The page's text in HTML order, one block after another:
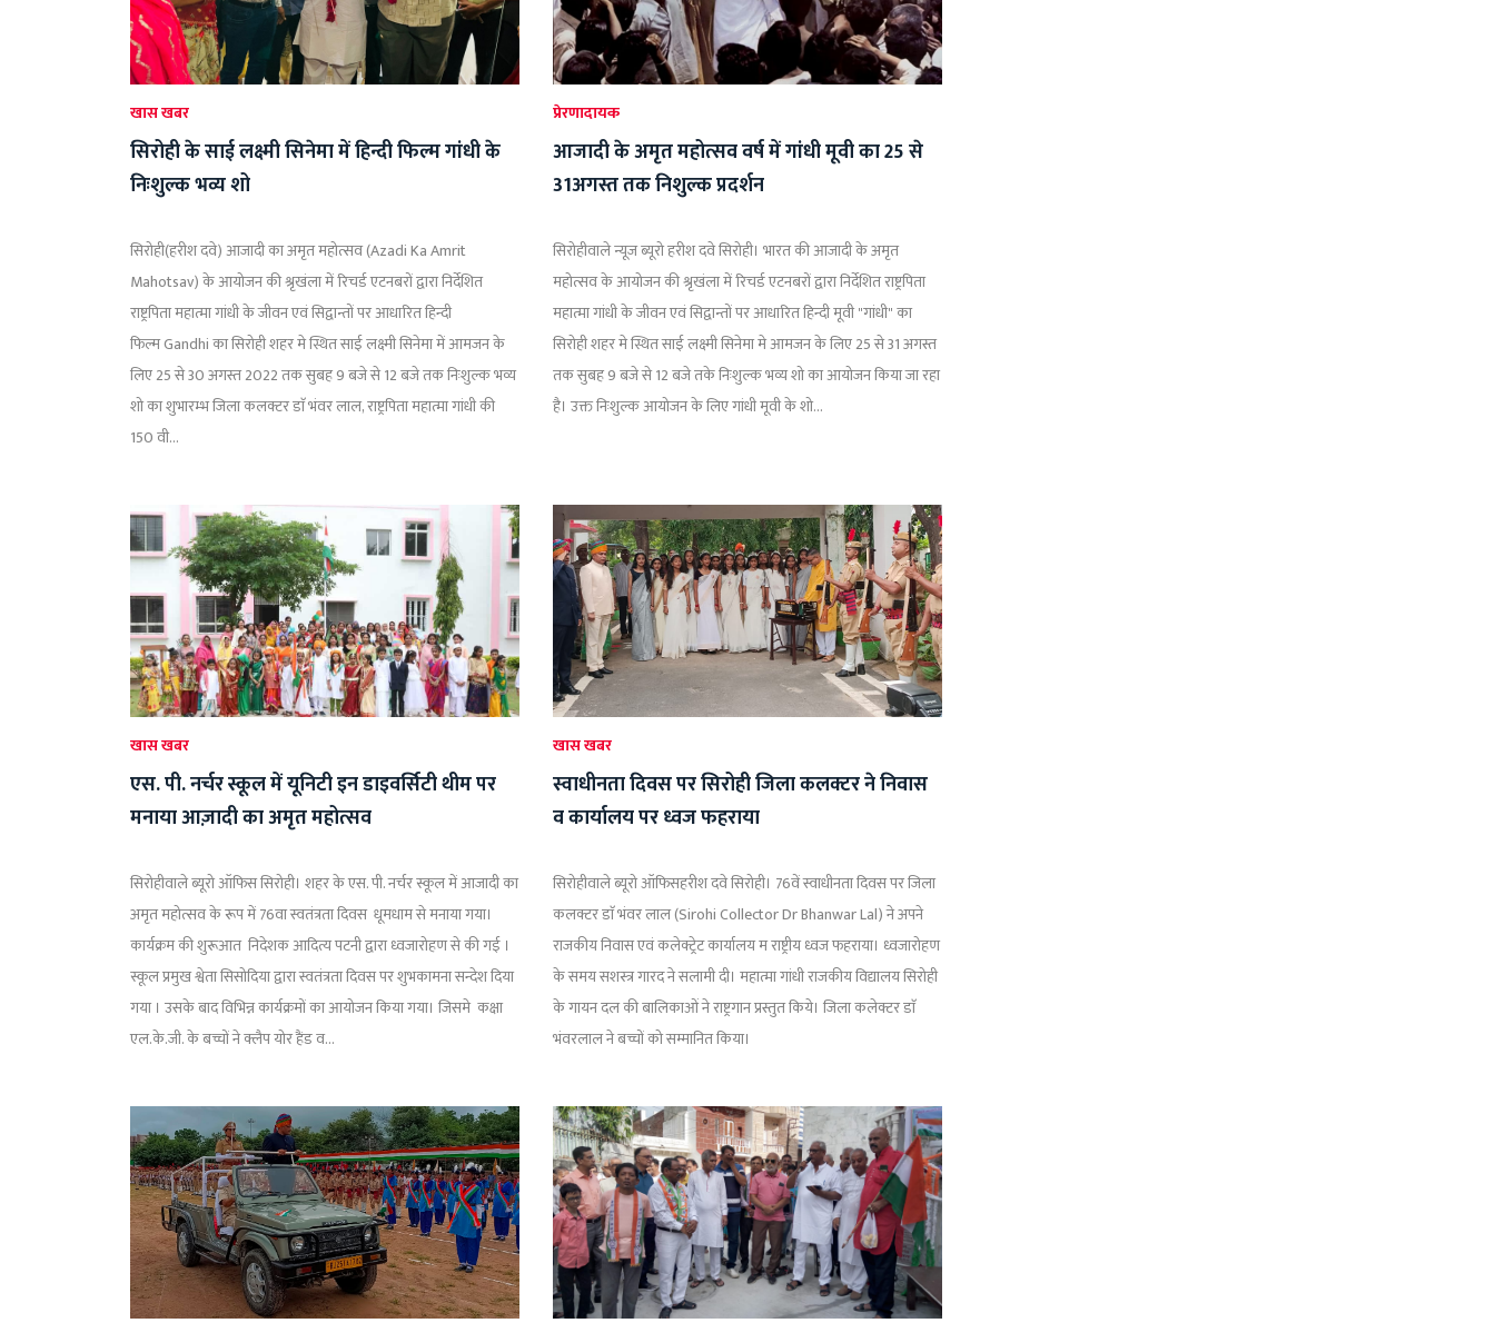
खास खबर
सिरोही के साई लक्ष्मी सिनेमा में हिन्दी फिल्म गांधी के
निःशुल्क भव्य शो
सिरोही(हरीश दवे) आजादी का अमृत महोत्सव (Azadi Ka Amrit
Mahotsav) के आयोजन की श्रृखंला में रिचर्ड एटनबरों द्वारा निर्देशित
राष्ट्रपिता महात्मा गांधी के जीवन एवं सिद्वान्तों पर आधारित हिन्दी
फिल्म Gandhi का सिरोही शहर मे स्थित साई लक्ष्मी सिनेमा में आमजन के
लिए 25 से 30 अगस्त 2022 तक सुबह 9 बजे से 12 बजे तक निःशुल्क भव्य
शो का शुभारम्भ जिला कलक्टर डाॅ भंवर लाल, राष्ट्रपिता महात्मा गांधी की
150 वी...
प्रेरणादायक
आजादी के अमृत महोत्सव वर्ष में गांधी मूवी का 25 से
31अगस्त तक निशुल्क प्रदर्शन
सिरोहीवाले न्यूज ब्यूरो हरीश दवे सिरोही। भारत की आजादी के अमृत
महोत्सव के आयोजन की श्रृखंला में रिचर्ड एटनबरों द्वारा निर्देशित राष्ट्रपिता
महात्मा गांधी के जीवन एवं सिद्वान्तों पर आधारित हिन्दी मूवी "गांधी" का
सिरोही शहर मे स्थित साई लक्ष्मी सिनेमा मे आमजन के लिए 25 से 31 अगस्त
तक सुबह 9 बजे से 12 बजे तके निःशुल्क भव्य शो का आयोजन किया जा रहा
है। उक्त निःशुल्क आयोजन के लिए गांधी मूवी के शो...
खास खबर
एस. पी. नर्चर स्कूल में यूनिटी इन डाइवर्सिटी थीम पर
मनाया आज़ादी का अमृत महोत्सव
सिरोहीवाले ब्यूरो ऑफिस सिरोही। शहर के एस. पी. नर्चर स्कूल में आजादी का
अमृत महोत्सव के रूप में 76वा स्वतंत्रता दिवस धूमधाम से मनाया गया।
कार्यक्रम की शुरूआत निदेशक आदित्य पटनी द्वारा ध्वजारोहण से की गई ।
स्कूल प्रमुख श्वेता सिसोदिया द्वारा स्वतंत्रता दिवस पर शुभकामना सन्देश दिया
गया । उसके बाद विभिन्न कार्यक्रमों का आयोजन किया गया। जिसमे कक्षा
एल.के.जी. के बच्चों ने क्लैप योर हैंड व...
खास खबर
स्वाधीनता दिवस पर सिरोही जिला कलक्टर ने निवास
व कार्यालय पर ध्वज फहराया
सिरोहीवाले ब्यूरो ऑफिसहरीश दवे सिरोही। 76वें स्वाधीनता दिवस पर जिला
कलक्टर डाॅ भंवर लाल (Sirohi Collector Dr Bhanwar Lal) ने अपने
राजकीय निवास एवं कलेक्ट्रेट कार्यालय म­ राष्ट्रीय ध्वज फहराया। ध्वजारोहण
के समय सशस्त्र गारद ने सलामी दी। महात्मा गांधी राजकीय विद्यालय सिरोही
के गायन दल की बालिकाओं ने राष्ट्रगान प्रस्तुत किये। जिला कलेक्टर डाॅ
भंवरलाल ने बच्चों को सम्मानित किया।